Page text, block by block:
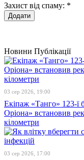
Захист від спаму: *
Новини Публікації
03 сер 2026, 19:00
Екіпаж «Танго» 123-ї
Оріона» встановив
кілометри
03 сер 2026, 17:00